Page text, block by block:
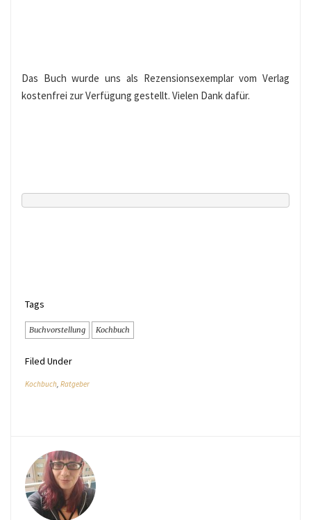
Das Buch wurde uns als Rezensionsexemplar vom Verlag
kostenfrei zur Verfügung gestellt. Vielen Dank dafür.
Tags
Buchvorstellung Kochbuch
Filed Under
Kochbuch, Ratgeber